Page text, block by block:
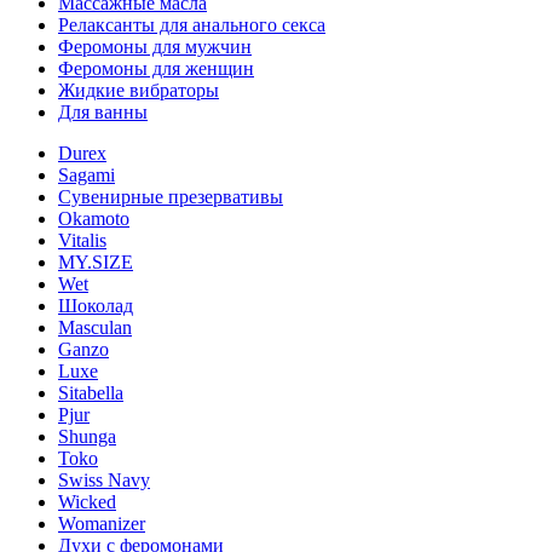
Релаксанты для анального секса
Феромоны для мужчин
Феромоны для женщин
Жидкие вибраторы
Для ванны
Durex
Sagami
Сувенирные презервативы
Okamoto
Vitalis
MY.SIZE
Wet
Шоколад
Masculan
Ganzo
Luxe
Sitabella
Pjur
Shunga
Toko
Swiss Navy
Wicked
Womanizer
Духи с феромонами